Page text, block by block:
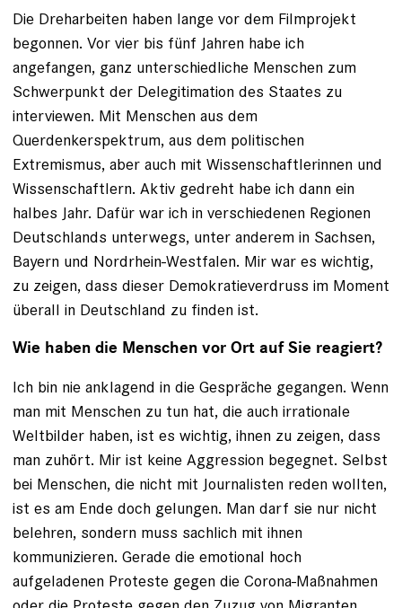
Die Dreharbeiten haben lange vor dem Filmprojekt
begonnen. Vor vier bis fünf Jahren habe ich
angefangen, ganz unterschiedliche Menschen zum
Schwerpunkt der Delegitimation des Staates zu
interviewen. Mit Menschen aus dem
Querdenkerspektrum, aus dem politischen
Extremismus, aber auch mit Wissenschaftlerinnen und
Wissenschaftlern. Aktiv gedreht habe ich dann ein
halbes Jahr. Dafür war ich in verschiedenen Regionen
Deutschlands unterwegs, unter anderem in Sachsen,
Bayern und Nordrhein-Westfalen. Mir war es wichtig,
zu zeigen, dass dieser Demokratieverdruss im Moment
überall in Deutschland zu finden ist.
Wie haben die Menschen vor Ort auf Sie reagiert?
Ich bin nie anklagend in die Gespräche gegangen. Wenn
man mit Menschen zu tun hat, die auch irrationale
Weltbilder haben, ist es wichtig, ihnen zu zeigen, dass
man zuhört. Mir ist keine Aggression begegnet. Selbst
bei Menschen, die nicht mit Journalisten reden wollten,
ist es am Ende doch gelungen. Man darf sie nur nicht
belehren, sondern muss sachlich mit ihnen
kommunizieren. Gerade die emotional hoch
aufgeladenen Proteste gegen die Corona-Maßnahmen